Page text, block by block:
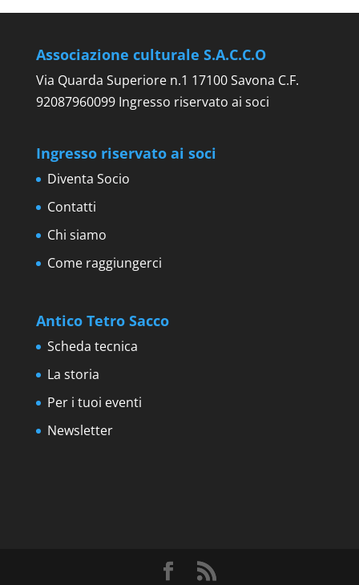
Associazione culturale S.A.C.C.O
Via Quarda Superiore n.1 17100 Savona C.F.
92087960099 Ingresso riservato ai soci
Ingresso riservato ai soci
Diventa Socio
Contatti
Chi siamo
Come raggiungerci
Antico Tetro Sacco
Scheda tecnica
La storia
Per i tuoi eventi
Newsletter